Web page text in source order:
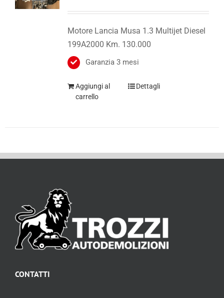
Motore Lancia Musa 1.3 Multijet Diesel
199A2000 Km. 130.000
Garanzia 3 mesi
Aggiungi al
carrello
Dettagli
CONTATTI